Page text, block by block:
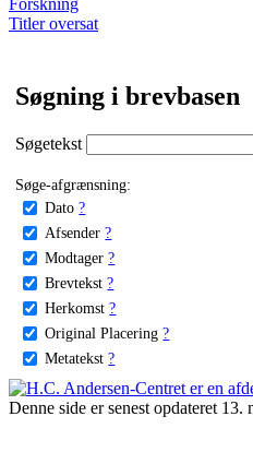
Titler oversat
Søgning i brevbasen
Søgetekst
Søge-afgrænsning:
Dato ?
Afsender ?
Modtager ?
Brevtekst ?
Herkomst ?
Original Placering ?
Metatekst ?
Denne side er senest opdateret